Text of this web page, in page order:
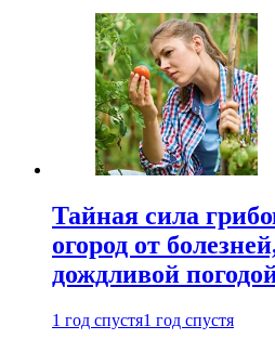
Тайная сила
огород от
дождливой
1 год спустя1 год спустя